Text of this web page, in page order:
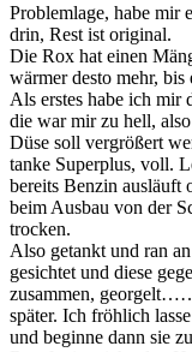
Problemlage, habe mir
drin, Rest ist original.
Die Rox hat einen
wärmer desto mehr,
Als erstes habe ich mir
die war mir zu hell,
Düse soll vergrößert
tanke Superplus, voll.
bereits Benzin ausläuft
beim Ausbau von der
trocken.
Also getankt und ran
gesichtet und diese
zusammen,
später. Ich fröhlich
und beginne dann sie